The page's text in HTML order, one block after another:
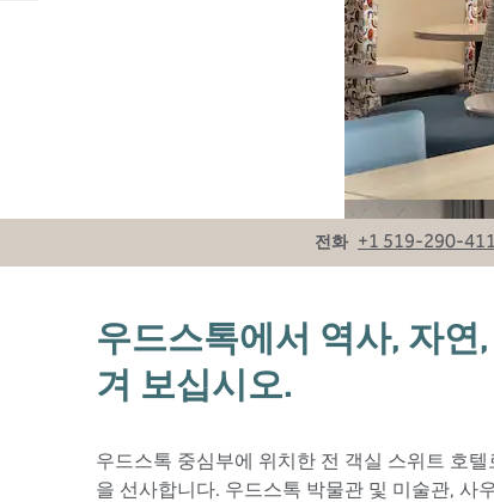
전화
전화 +1 519-290-
우드스톡에서 역사, 자연
겨 보십시오.
우드스톡 중심부에 위치한 전 객실 스위트 호
을 선사합니다. 우드스톡 박물관 및 미술관, 사